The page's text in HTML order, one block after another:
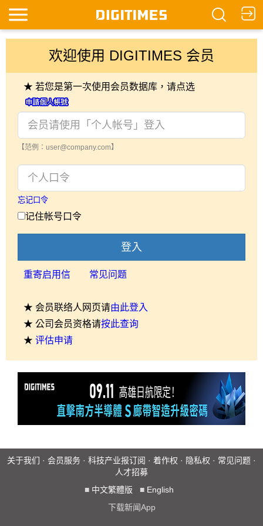
欢迎使用 DIGITIMES 会员
★ 若您是第一次使用会员数据库，请点选
【范例：user@company.com】
忘记口令
记住帐号口令
登入
重寄启用信 常见问题
★ 会员联络人网页请由此登入
★ 公司会员资格请按此查询
★ 评估申请
关于我们 · 会员服务 · 科技产业报订阅 · 着作权 · 隐私权 · 常见问题 ·
人才招募
■ 中文繁體版 ■ English
下载新闻App